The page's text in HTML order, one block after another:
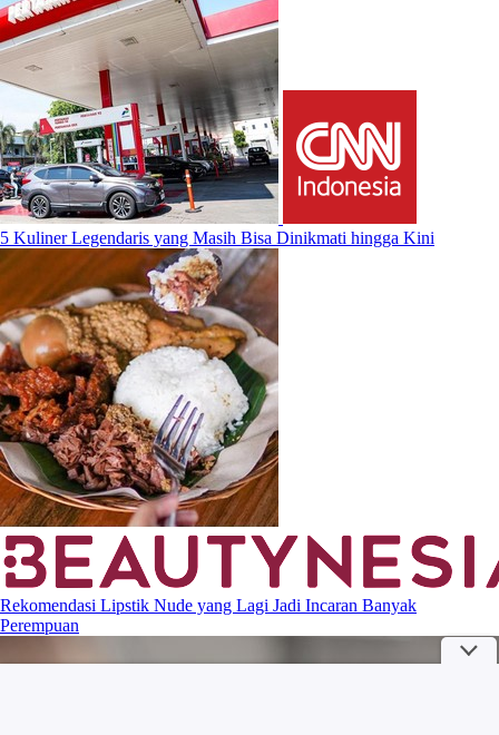
5 Kuliner Legendaris yang Masih Bisa Dinikmati hingga Kini
Rekomendasi Lipstik Nude yang Lagi Jadi Incaran Banyak
Perempuan